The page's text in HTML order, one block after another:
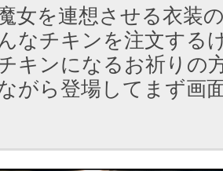
女を連想させる衣装
なチキンを注文する
キンになるお祈りの
がら登場してまず画